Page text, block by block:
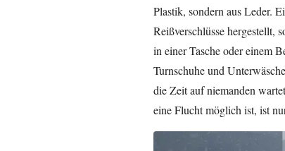
Plastik, sondern aus Leder.
Reißverschlüsse hergestellt,
in einer Tasche oder einem
Turnschuhe und
die Zeit auf niemanden
eine Flucht möglich ist, ist